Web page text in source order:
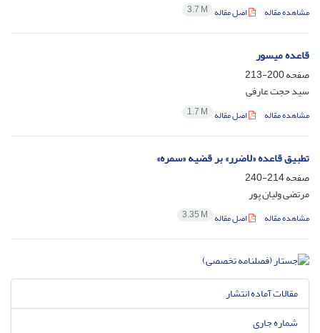
مشاهده مقاله اصل مقاله 3.7 M
قاعده میسور
صفحه200-213
سید حجت عارفی
مشاهده مقاله اصل مقاله 1.7 M
تطبیق قاعده «لا‌ضرر» بر قضیه «سمره»
صفحه214-240
مرتضی ولیان پور
مشاهده مقاله اصل مقاله 3.35 M
مقالات آماده انتشار
شماره جاری